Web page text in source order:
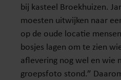
bij kasteel Broekhuizen.
moesten uitwijken naar
op de oude locatie
bosjes lagen om te zien
aflevering nog wel en wie
groepsfoto stond.”